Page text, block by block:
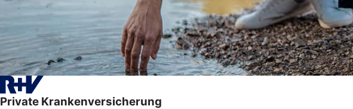
Private Krankenversicherung